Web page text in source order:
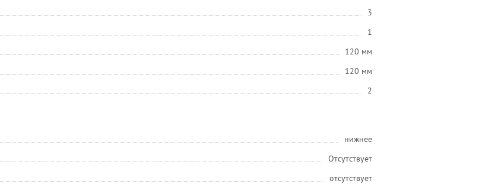
3
1
120 мм
120 мм
2
нижнее
Отсутствует
отсутствует